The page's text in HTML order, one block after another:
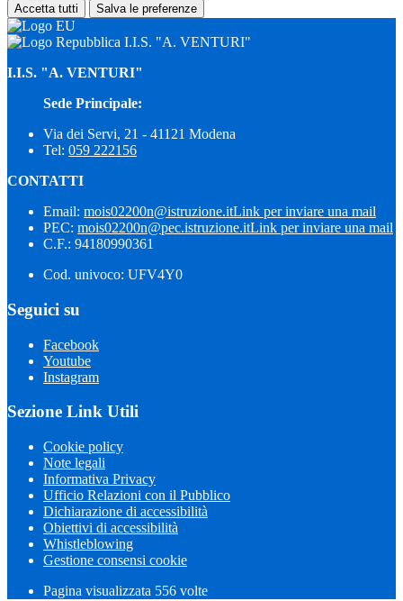
Accetta tutti Salva le preferenze
I.I.S. "A. VENTURI"
I.I.S. "A. VENTURI"
Sede Principale:
Via dei Servi, 21 - 41121 Modena
Tel: 059 222156
CONTATTI
Email: mois02200n@istruzione.itLink per inviare una mail
PEC: mois02200n@pec.istruzione.itLink per inviare una mail
C.F.: 94180990361
Cod. univoco: UFV4Y0
Seguici su
Facebook
Youtube
Instagram
Sezione Link Utili
Cookie policy
Note legali
Informativa Privacy
Ufficio Relazioni con il Pubblico
Dichiarazione di accessibilità
Obiettivi di accessibilità
Whistleblowing
Gestione consensi cookie
Pagina visualizzata 556 volte